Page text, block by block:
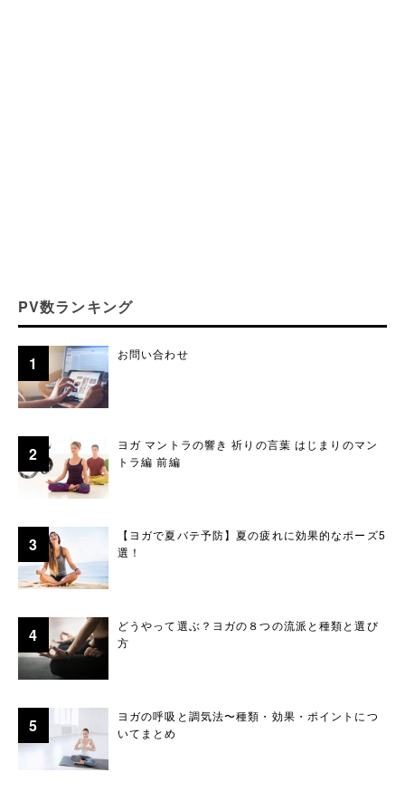
PV数ランキング
お問い合わせ
ヨガ マントラの響き 祈りの言葉 はじまりのマン
トラ編 前編
【ヨガで夏バテ予防】夏の疲れに効果的なポーズ5
選！
どうやって選ぶ？ヨガの８つの流派と種類と選び
方
ヨガの呼吸と調気法〜種類・効果・ポイントにつ
いてまとめ